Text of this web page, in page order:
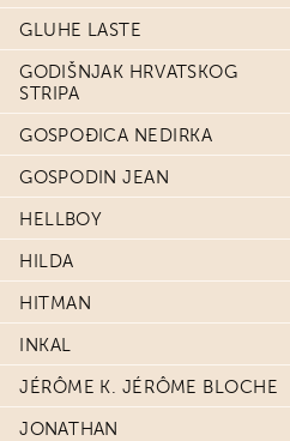
GLUHE LASTE
GODIŠNJAK HRVATSKOG
STRIPA
GOSPOĐICA NEDIRKA
GOSPODIN JEAN
HELLBOY
HILDA
HITMAN
INKAL
JÉRÔME K. JÉRÔME BLOCHE
JONATHAN